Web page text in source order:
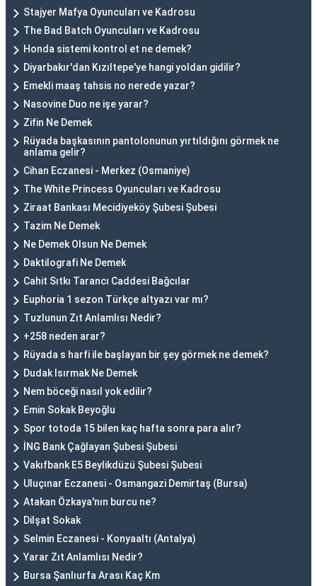
Stajyer Mafya Oyuncuları ve Kadrosu
The Bad Batch Oyuncuları ve Kadrosu
Honda sistemi kontrol et ne demek?
Diyarbakır'dan Kızıltepe'ye hangi yoldan gidilir?
Emekli maaş tahsis no nerede yazar?
Nasovine Duo ne işe yarar?
Zifin Ne Demek
Rüyada başkasının pantolonunun yırtıldığını görmek ne
anlama gelir?
Cihan Eczanesi - Merkez (Osmaniye)
The White Princess Oyuncuları ve Kadrosu
Ziraat Bankası Mecidiyeköy Şubesi Şubesi
Tazim Ne Demek
Ne Demek Olsun Ne Demek
Daktilografi Ne Demek
Cahit Sıtkı Tarancı Caddesi Bağcılar
Euphoria 1 sezon Türkçe altyazı var mı?
Tuzlunun Zıt Anlamlısı Nedir?
+258 neden arar?
Rüyada s harfi ile başlayan bir şey görmek ne demek?
Dudak Isırmak Ne Demek
Nem böceği nasıl yok edilir?
Emin Sokak Beyoğlu
Spor totoda 15 bilen kaç hafta sonra para alır?
İNG Bank Çağlayan Şubesi Şubesi
Vakıfbank E5 Beylikdüzü Şubesi Şubesi
Uluçınar Eczanesi - Osmangazi Demirtaş (Bursa)
Atakan Özkaya'nın burcu ne?
Dilşat Sokak
Selmin Eczanesi - Konyaaltı (Antalya)
Yarar Zıt Anlamlısı Nedir?
Bursa Şanlıurfa Arası Kaç Km